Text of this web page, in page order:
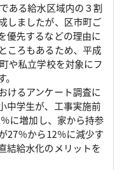
ある給水区域内の３割
しましたが、区市町ご
優先するなどの理由に
ころもあるため、平成
や私立学校を対象にフ
けるアンケート調査に
中学生が、工事実施前
に増加し、家から持参
27％から12％に減少す
結給水化のメリットを